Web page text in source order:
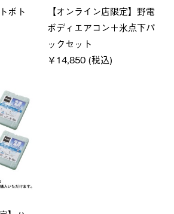
ボト
【オンライン店限定】野電
ボディエアコン＋氷点下パ
ックセット
￥14,850 (税込)